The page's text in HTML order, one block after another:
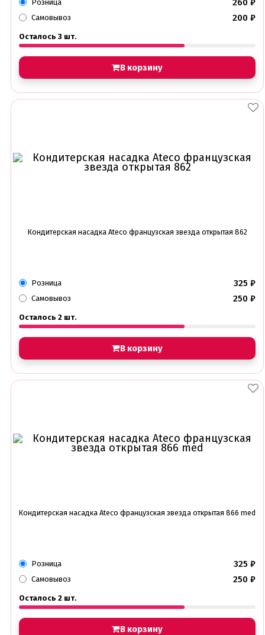
Розница 260 ₽
Самовывоз 200 ₽
Осталось 3 шт.
В корзину
Кондитерская насадка Ateco французская звезда открытая 862
Розница 325 ₽
Самовывоз 250 ₽
Осталось 2 шт.
В корзину
Кондитерская насадка Ateco французская звезда открытая 866 med
Розница 325 ₽
Самовывоз 250 ₽
Осталось 2 шт.
В корзину